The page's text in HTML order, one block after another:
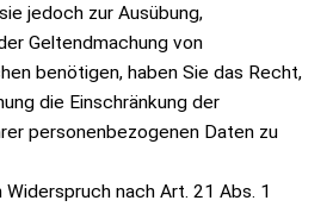
jedoch zur Ausübung,
Geltendmachung von
benötigen, haben Sie das Recht,
die Einschränkung der
personenbezogenen Daten zu
Widerspruch nach Art. 21 Abs. 1